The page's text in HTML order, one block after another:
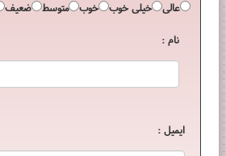
عالی
خیلی خوب خوب متوسط ضعیف
نام :
ایمیل :